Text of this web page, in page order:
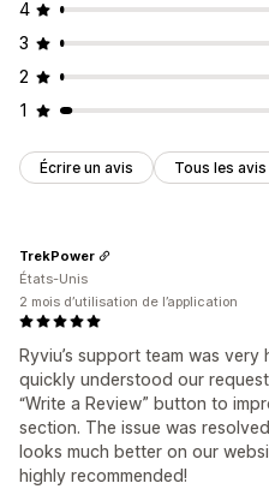
4
3
2
1
Écrire un avis Tous les avis
Ryviu’s support team was
quickly understood our
“Write a Review” button to
section. The issue was
looks much better on our
highly recommended!
TrekPower
États-Unis
2 mois d’utilisation de l’application